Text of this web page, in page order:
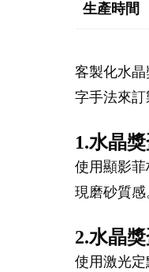
生產時間
客製化水
字手法來訂
1.水晶
使用顯影
現磨砂質
2.水晶
使用激光